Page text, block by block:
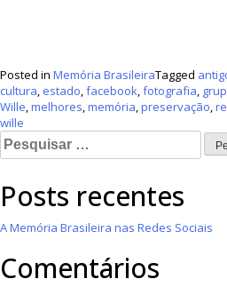
Posted in Memória BrasileiraTagged
cultura estado facebook fotografia
Wille melhores memória preservação
wille
Posts recentes
A Memória Brasileira nas Redes Sociais
Comentários